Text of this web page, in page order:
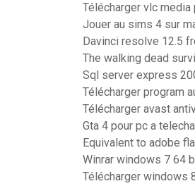
Télécharger vlc
Jouer au sims 4 sur
Davinci resolve 12.5
The walking dead
Sql server express
Télécharger program
Télécharger avast
Gta 4 pour pc a
Equivalent to adobe
Winrar windows 7 64
Télécharger windows